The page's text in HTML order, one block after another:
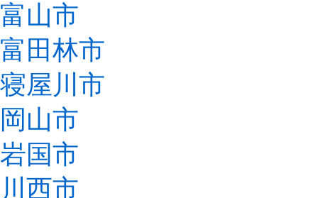
富山市
富田林市
寝屋川市
岡山市
岩国市
川西市